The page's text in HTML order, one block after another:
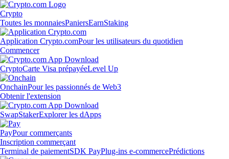
Crypto
Toutes les monnaiesPaniersEarnStaking
Application Crypto.comPour les utilisateurs du quotidien
Commencer
CryptoCarte Visa prépayéeLevel Up
OnchainPour les passionnés de Web3
Obtenir l'extension
SwapStakerExplorer les dApps
PayPour commerçants
Inscription commerçant
Terminal de paiementSDK PayPlug-ins e-commercePrédictions